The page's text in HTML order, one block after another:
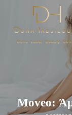
main
Moveo: